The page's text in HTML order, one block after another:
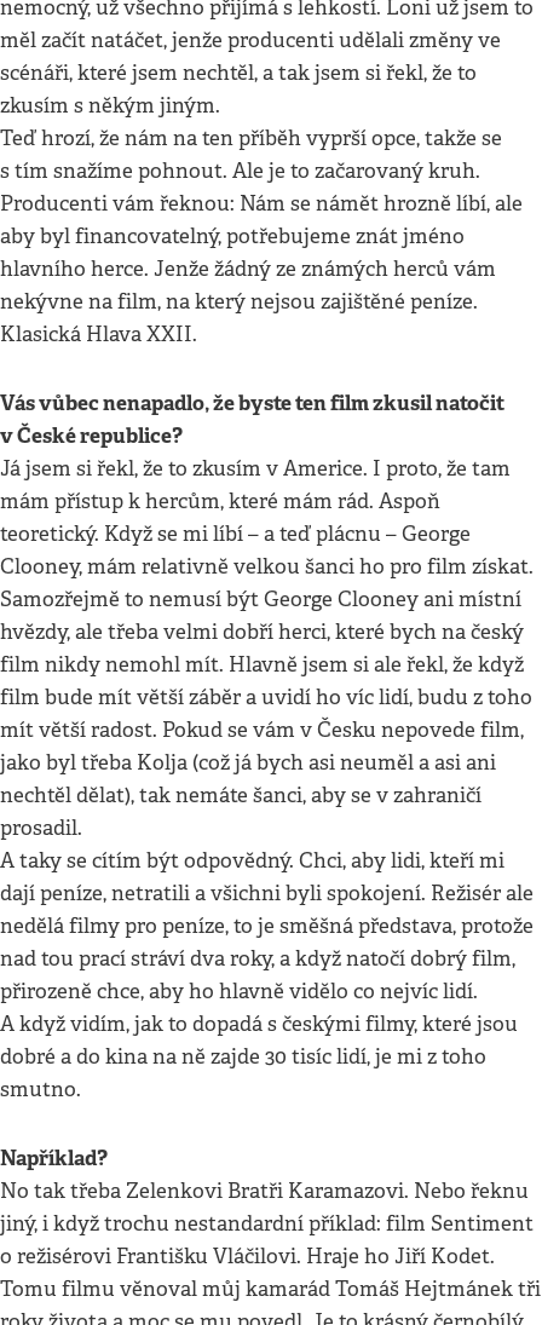
nemocný, už všechno přijímá s lehkostí. Loni už jsem to
měl začít natáčet, jenže producenti udělali změny ve
scénáři, které jsem nechtěl, a tak jsem si řekl, že to
zkusím s někým jiným.
Teď hrozí, že nám na ten příběh vyprší opce, takže se
s tím snažíme pohnout. Ale je to začarovaný kruh.
Producenti vám řeknou: Nám se námět hrozně líbí, ale
aby byl financovatelný, potřebujeme znát jméno
hlavního herce. Jenže žádný ze známých herců vám
nekývne na film, na který nejsou zajištěné peníze.
Klasická Hlava XXII.
Vás vůbec nenapadlo, že byste ten film zkusil natočit
v České republice?
Já jsem si řekl, že to zkusím v Americe. I proto, že tam
mám přístup k hercům, které mám rád. Aspoň
teoretický. Když se mi líbí – a teď plácnu – George
Clooney, mám relativně velkou šanci ho pro film získat.
Samozřejmě to nemusí být George Clooney ani místní
hvězdy, ale třeba velmi dobří herci, které bych na český
film nikdy nemohl mít. Hlavně jsem si ale řekl, že když
film bude mít větší záběr a uvidí ho víc lidí, budu z toho
mít větší radost. Pokud se vám v Česku nepovede film,
jako byl třeba Kolja (což já bych asi neuměl a asi ani
nechtěl dělat), tak nemáte šanci, aby se v zahraničí
prosadil.
A taky se cítím být odpovědný. Chci, aby lidi, kteří mi
dají peníze, netratili a všichni byli spokojení. Režisér ale
nedělá filmy pro peníze, to je směšná představa, protože
nad tou prací stráví dva roky, a když natočí dobrý film,
přirozeně chce, aby ho hlavně vidělo co nejvíc lidí.
A když vidím, jak to dopadá s českými filmy, které jsou
dobré a do kina na ně zajde 30 tisíc lidí, je mi z toho
smutno.
Například?
No tak třeba Zelenkovi Bratři Karamazovi. Nebo řeknu
jiný, i když trochu nestandardní příklad: film Sentiment
o režisérovi Františku Vláčilovi. Hraje ho Jiří Kodet.
Tomu filmu věnoval můj kamarád Tomáš Hejtmánek tři